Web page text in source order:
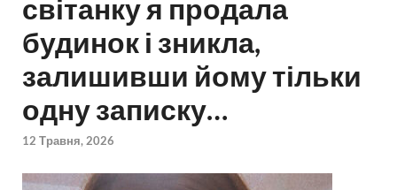
світанку я продала
будинок і зникла,
залишивши йому тільки
одну записку…
12 Травня, 2026